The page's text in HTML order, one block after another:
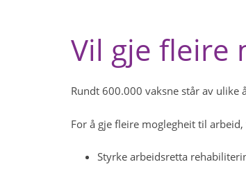
Vil gje fleire
Rundt 600.000 vaksne står av ulike
For å gje fleire moglegheit til
Styrke arbeidsretta